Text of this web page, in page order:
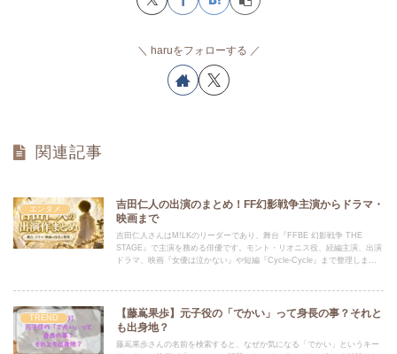
haruをフォローする
関連記事
エンタメ
吉田仁人の出演のまとめ！FF幻影戦争主演からドラマ・
映画まで
吉田仁人さんはM!LKのリーダーであり、舞台『FFBE 幻影戦争 THE
STAGE』で主演を務める俳優です。モント・リオニス役、続編主演、出演
ドラマ、映画『女優は泣かない』や短編『Cycle-Cycle』まで整理しま
TREND
【藤嶌果歩】元子役の「でかい」って身長の事？それと
も出身地？
藤嶌果歩さんの名前を検索すると、なぜか気になる「でかい」というキー